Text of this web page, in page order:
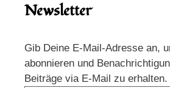
Newsletter
Gib Deine E-Mail-Adresse an,
abonnieren und
Beiträge via E-Mail zu erhalten.